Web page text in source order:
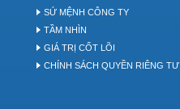
SỨ MỆNH CÔNG TY
TẦM NHÌN
GIÁ TRỊ CỐT LÕI
CHÍNH SÁCH QUYỀN RIÊNG TƯ